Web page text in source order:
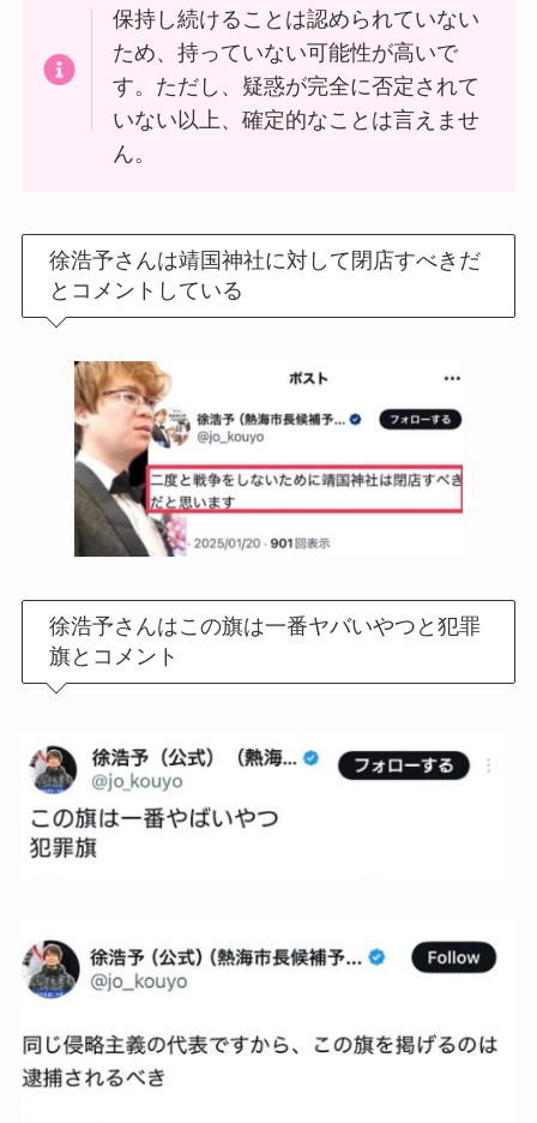
保持し続けることは認められていない
ため、持っていない可能性が高いで
す。ただし、疑惑が完全に否定されて
いない以上、確定的なことは言えませ
ん。
徐浩予さんは靖国神社に対して閉店すべきだ
とコメントしている
徐浩予さんはこの旗は一番ヤバいやつと犯罪
旗とコメント